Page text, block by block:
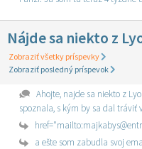
Nájde sa niekto z
Zobraziť všetky príspevky
Zobraziť posledný príspevok
Ahojte, najde sa niekto z
spoznala, s kým by sa dal tráviť
a ešte som zabudla svoj